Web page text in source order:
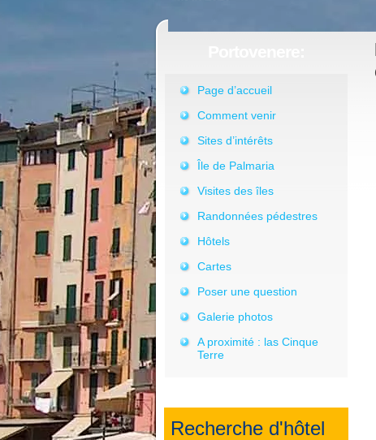
Page d’accueil
Comment venir
Sites d’intérêts
Île de Palmaria
Visites des îles
Randonnées pédestres
Hôtels
Cartes
Poser une question
Galerie photos
A proximité : las Cinque
Terre
Recherche d'hôtel